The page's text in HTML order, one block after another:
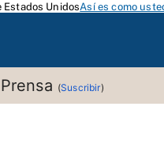
Estados UnidosAsí es como
(Suscribir)